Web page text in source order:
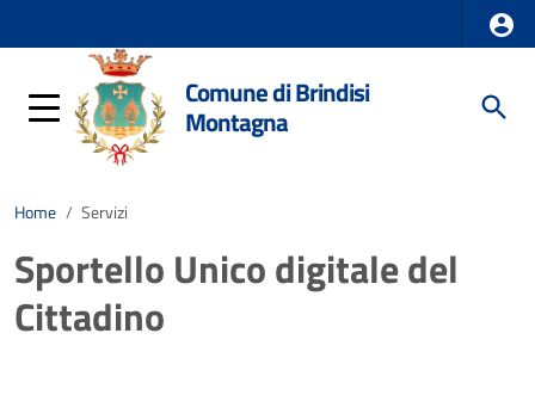
Comune di Brindisi
Montagna
Home / Servizi
Sportello Unico digitale del
Cittadino